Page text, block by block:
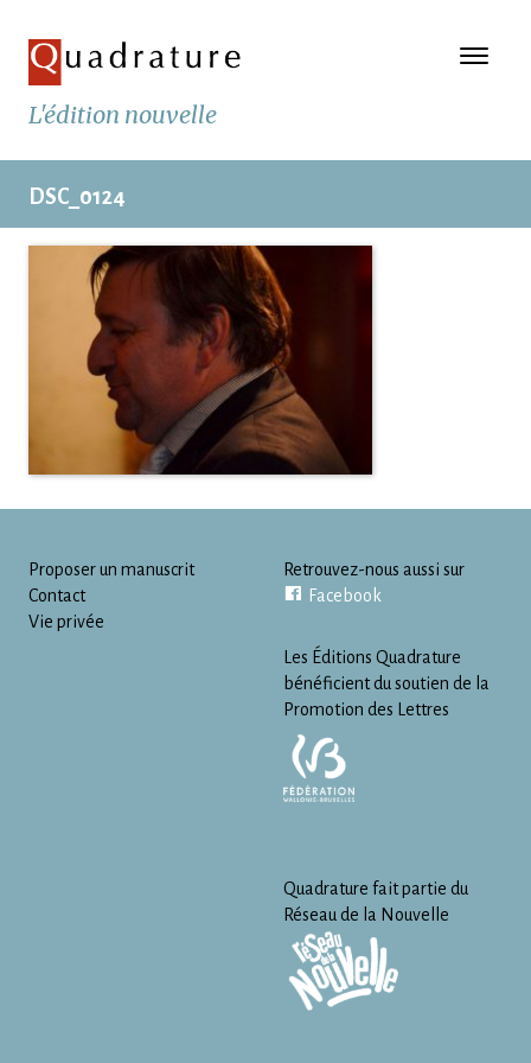
L'édition nouvelle
DSC_0124
Proposer un manuscrit
Contact
Vie privée
Retrouvez-nous aussi sur
Facebook
Les Éditions Quadrature
bénéficient du soutien de la
Promotion des Lettres
Quadrature fait partie du
Réseau de la Nouvelle